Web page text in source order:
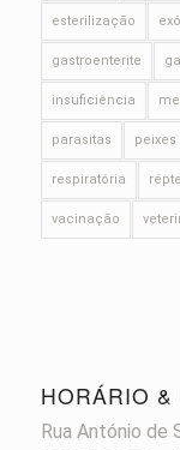
esterilização
gastroenterite
insuficiência
parasitas peixes
respiratória
vacinação
HORÁRIO &
Rua António de